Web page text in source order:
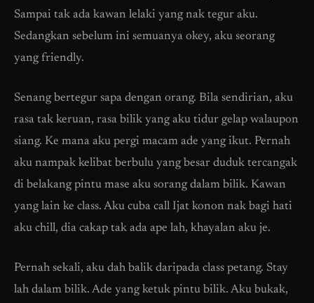
Sampai tak ada kawan lelaki yang nak tegur aku.
Sedangkan sebelum ini semuanya okey, aku seorang
yang friendly.
Senang bertegur sapa dengan orang. Bila sendirian, aku
rasa tak keruan, rasa bilik yang aku tidur gelap walaupon
siang. Ke mana aku pergi macam ade yang ikut. Pernah
aku nampak kelibat berbulu yang besar duduk tercangak
di belakang pintu mase aku sorang dalam bilik. Kawan
yang lain ke class. Aku cuba call Ijat konon nak bagi hati
aku chill, dia cakap tak ada ape lah, khayalan aku je.
Pernah sekali, aku dah balik daripada class petang. Stay
lah dalam bilik. Ade yang ketuk pintu bilik. Aku bukak,